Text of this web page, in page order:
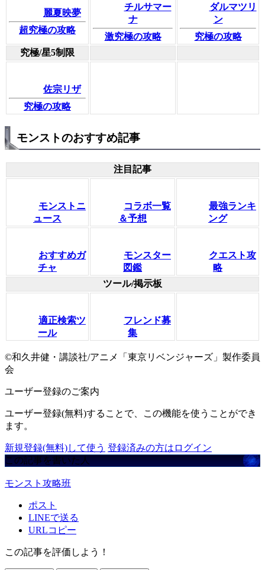
麗夏映夢
超究極の攻略
チルサマー
ナ
激究極の攻略
ダルマツリ
ン
究極の攻略
究極/星5制限
佐宗リザ
究極の攻略
モンストのおすすめ記事
注目記事
モンストニ
ュース
コラボ一覧
＆予想
最強ランキ
ング
おすすめガ
チャ
モンスター
図鑑
クエスト攻
略
ツール/掲示板
適正検索ツ
ール
フレンド募
集
©和久井健・講談社/アニメ「東京リベンジャーズ」製作委員
会
ユーザー登録のご案内
ユーザー登録(無料)することで、この機能を使うことができ
ます。
新規登録(無料)して使う 登録済みの方はログイン
この記事を書いた人
モンスト攻略班
ポスト
LINEで送る
URLコピー
この記事を評価しよう！